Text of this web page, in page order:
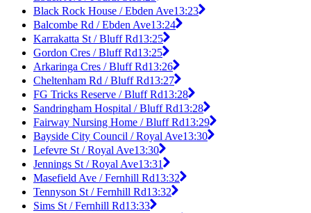
Black Rock House / Ebden Ave13:23
Balcombe Rd / Ebden Ave13:24
Karrakatta St / Bluff Rd13:25
Gordon Cres / Bluff Rd13:25
Arkaringa Cres / Bluff Rd13:26
Cheltenham Rd / Bluff Rd13:27
FG Tricks Reserve / Bluff Rd13:28
Sandringham Hospital / Bluff Rd13:28
Fairway Nursing Home / Bluff Rd13:29
Bayside City Council / Royal Ave13:30
Lefevre St / Royal Ave13:30
Jennings St / Royal Ave13:31
Masefield Ave / Fernhill Rd13:32
Tennyson St / Fernhill Rd13:32
Sims St / Fernhill Rd13:33